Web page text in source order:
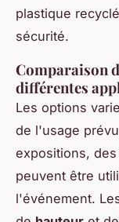
plastique
sécurité.
Comparaison
différentes
Les options
de l'usage
expositions, des
peuvent être
l'événement.